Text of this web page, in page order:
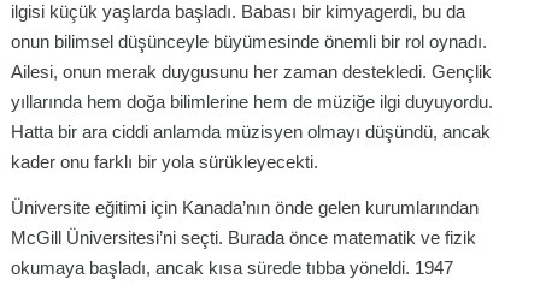
ilgisi küçük yaşlarda başladı. Babası bir kimyagerdi, bu da
onun bilimsel düşünceyle büyümesinde önemli bir rol oynadı.
Ailesi, onun merak duygusunu her zaman destekledi. Gençlik
yıllarında hem doğa bilimlerine hem de müziğe ilgi duyuyordu.
Hatta bir ara ciddi anlamda müzisyen olmayı düşündü, ancak
kader onu farklı bir yola sürükleyecekti.
Üniversite eğitimi için Kanada’nın önde gelen kurumlarından
McGill Üniversitesi’ni seçti. Burada önce matematik ve fizik
okumaya başladı, ancak kısa sürede tıbba yöneldi. 1947